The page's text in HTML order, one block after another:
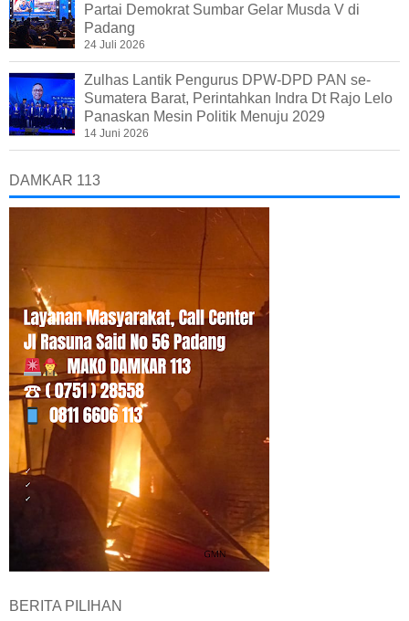
Partai Demokrat Sumbar Gelar Musda V di
Padang
24 Juli 2026
Zulhas Lantik Pengurus DPW-DPD PAN se-
Sumatera Barat, Perintahkan Indra Dt Rajo Lelo
Panaskan Mesin Politik Menuju 2029
14 Juni 2026
DAMKAR 113
BERITA PILIHAN